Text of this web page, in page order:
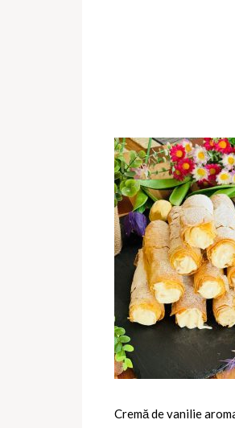
Cremă de vanilie